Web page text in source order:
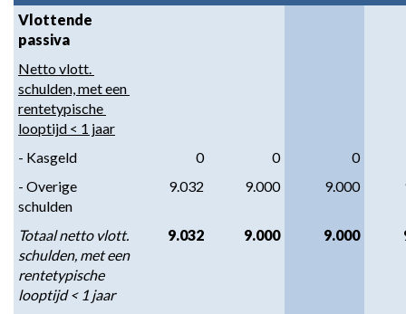
Vlottende
passiva
Netto vlott.
schulden, met een
rentetypische
looptijd < 1 jaar
- Kasgeld
0 0
0
- Overige
schulden
9.032 9.000 9.000
Totaal netto vlott.
schulden, met een
rentetypische
looptijd < 1 jaar
9.032 9.000 9.000